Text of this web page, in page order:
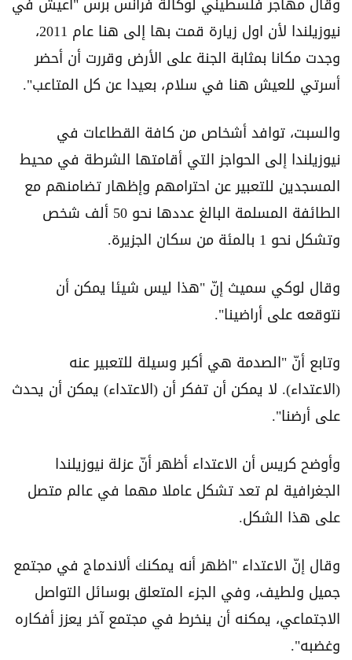
نيوزيلندا لأن اول زيارة قمت بها إلى هنا عام 2011،
وجدت مكانا بمثابة الجنة على الأرض وقررت أن أحضر
أسرتي للعيش هنا في سلام، بعيدا عن كل المتاعب".
والسبت، توافد أشخاص من كافة القطاعات في
نيوزيلندا إلى الحواجز التي أقامتها الشرطة في محيط
المسجدين للتعبير عن احترامهم وإظهار تضامنهم مع
الطائفة المسلمة البالغ عددها نحو 50 ألف شخص
وتشكل نحو 1 بالمئة من سكان الجزيرة.
وقال لوكي سميث إنّ "هذا ليس شيئا يمكن أن
نتوقعه على أراضينا".
وتابع أنّ "الصدمة هي أكبر وسيلة للتعبير عنه
(الاعتداء). لا يمكن أن تفكر أن (الاعتداء) يمكن أن يحدث
على أرضنا".
وأوضح كريس أن الاعتداء أظهر أنّ عزلة نيوزيلندا
الجغرافية لم تعد تشكل عاملا مهما في عالم متصل
على هذا الشكل.
وقال إنّ الاعتداء "اظهر أنه يمكنك ألاندماج في مجتمع
جميل ولطيف، وفي الجزء المتعلق بوسائل التواصل
الاجتماعي، يمكنه أن ينخرط في مجتمع آخر يعزز أفكاره
وغضبه".